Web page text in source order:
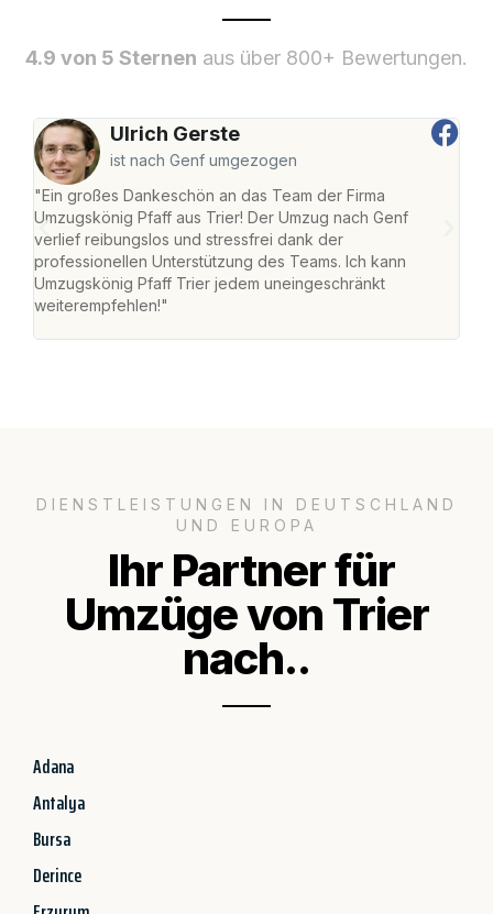
4.9 von 5 Sternen aus über 800+ Bewertungen.
Ulrich Gerste
ist nach Genf umgezogen
"Ein großes Dankeschön an das Team der Firma
Umzugskönig Pfaff aus Trier! Der Umzug nach Genf
verlief reibungslos und stressfrei dank der
professionellen Unterstützung des Teams. Ich kann
Umzugskönig Pfaff Trier jedem uneingeschränkt
weiterempfehlen!"
DIENSTLEISTUNGEN IN DEUTSCHLAND
UND EUROPA
Ihr Partner für
Umzüge von Trier
nach..
Adana
Antalya
Bursa
Derince